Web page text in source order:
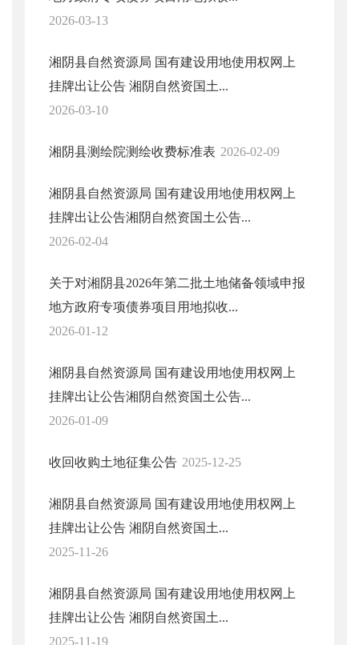
2026-03-13
湘阴县自然资源局 国有建设用地使用权网上
挂牌出让公告 湘阴自然资国土...
2026-03-10
湘阴县测绘院测绘收费标准表 2026-02-09
湘阴县自然资源局 国有建设用地使用权网上
挂牌出让公告湘阴自然资国土公告...
2026-02-04
关于对湘阴县2026年第二批土地储备领域申报
地方政府专项债券项目用地拟收...
2026-01-12
湘阴县自然资源局 国有建设用地使用权网上
挂牌出让公告湘阴自然资国土公告...
2026-01-09
收回收购土地征集公告 2025-12-25
湘阴县自然资源局 国有建设用地使用权网上
挂牌出让公告 湘阴自然资国土...
2025-11-26
湘阴县自然资源局 国有建设用地使用权网上
挂牌出让公告 湘阴自然资国土...
2025-11-19